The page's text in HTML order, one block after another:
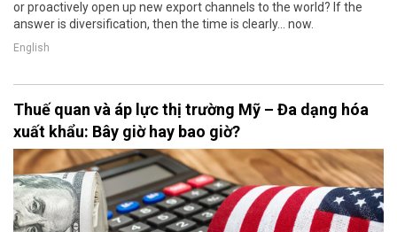
or proactively open up new export channels to the world? If the
answer is diversification, then the time is clearly... now.
English
Thuế quan và áp lực thị trường Mỹ – Đa dạng hóa
xuất khẩu: Bây giờ hay bao giờ?